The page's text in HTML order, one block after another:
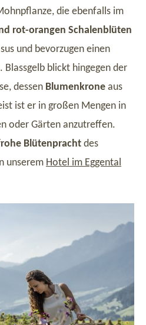
die ebenfalls im
rot-orangen Schalenblüten
und bevorzugen einen
blickt hingegen der
dessen Blumenkrone aus
ist er in großen Mengen in
oder Gärten anzutreffen.
Blütenpracht des
unserem Hotel im Eggental